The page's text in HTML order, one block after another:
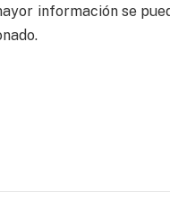
información se